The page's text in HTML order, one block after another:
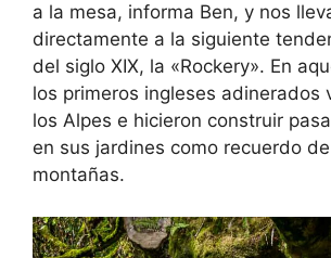
a la mesa, informa Ben, y nos
directamente a la siguiente
del siglo XIX, la «Rockery». En
los primeros ingleses adinerados
los Alpes e hicieron construir
en sus jardines como recuerdo
montañas.